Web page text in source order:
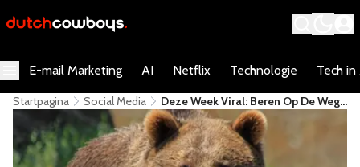
E-mail Marketing AI Netflix Technologie Tech in
Startpagina Social Media
Deze Week Viral: Beren Op De Weg,
Laaghangende Vliegtuigen En Meer